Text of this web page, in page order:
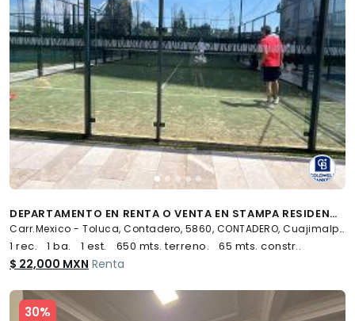
DEPARTAMENTO EN RENTA O VENTA EN STAMPA RESIDENCIAL CONTADERO, CUAJIMALPA, CDMX
Carr.Mexico - Toluca, Contadero, 5860, CONTADERO, Cuajimalpa de Morelos
1 rec. 1 ba. 1 est. 650 mts. terreno. 65 mts. constr..
$ 22,000 MXN Renta
30%
Slide 1 of 5